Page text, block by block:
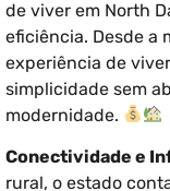
de viver em North
eficiência. Desde a
experiência de
simplicidade sem
modernidade.
Conectividade e
rural, o estado